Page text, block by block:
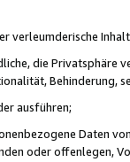
verleumderische
die Privatsphäre
Behinderung,
ausführen;
Daten
oder offenlegen,